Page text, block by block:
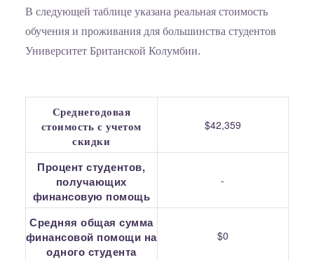
В следующей таблице указана реальная стоимость
обучения и проживания для большинства студентов
Университет Британской Колумбии.
Среднегодовая
стоимость с учетом
скидки
$42,359
Процент студентов,
получающих
финансовую помощь
-
Средняя общая сумма
финансовой помощи на
одного студента
$0